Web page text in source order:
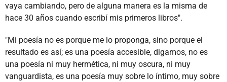
vaya cambiando, pero de alguna manera es la misma de
hace 30 años cuando escribí mis primeros libros".
"Mi poesía no es porque me lo proponga, sino porque el
resultado es así; es una poesía accesible, digamos, no es
una poesía ni muy hermética, ni muy oscura, ni muy
vanguardista, es una poesía muy sobre lo íntimo, muy sobre